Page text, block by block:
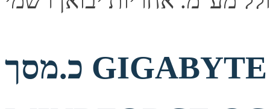
כ.מסך GIGABYTE GeForce RTX 5080